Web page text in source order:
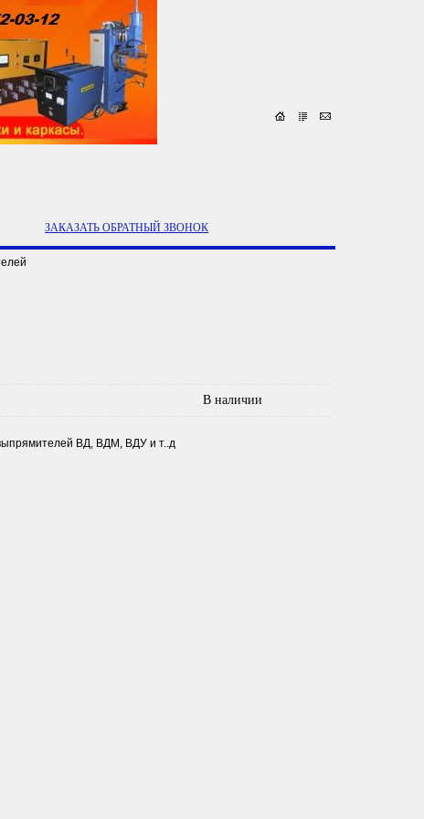
ЗАКАЗАТЬ ОБРАТНЫЙ ЗВОНОК
В наличии
ВД, ВДМ, ВДУ и т..д